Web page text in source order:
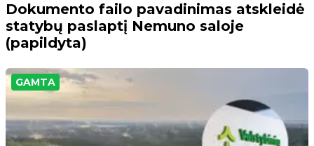
Dokumento failo pavadinimas atskleidė
statybų paslaptį Nemuno saloje
(papildyta)
GAMTA